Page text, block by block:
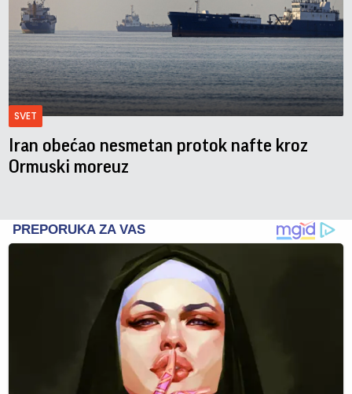
SVET
Iran obećao nesmetan protok nafte kroz
Ormuski moreuz